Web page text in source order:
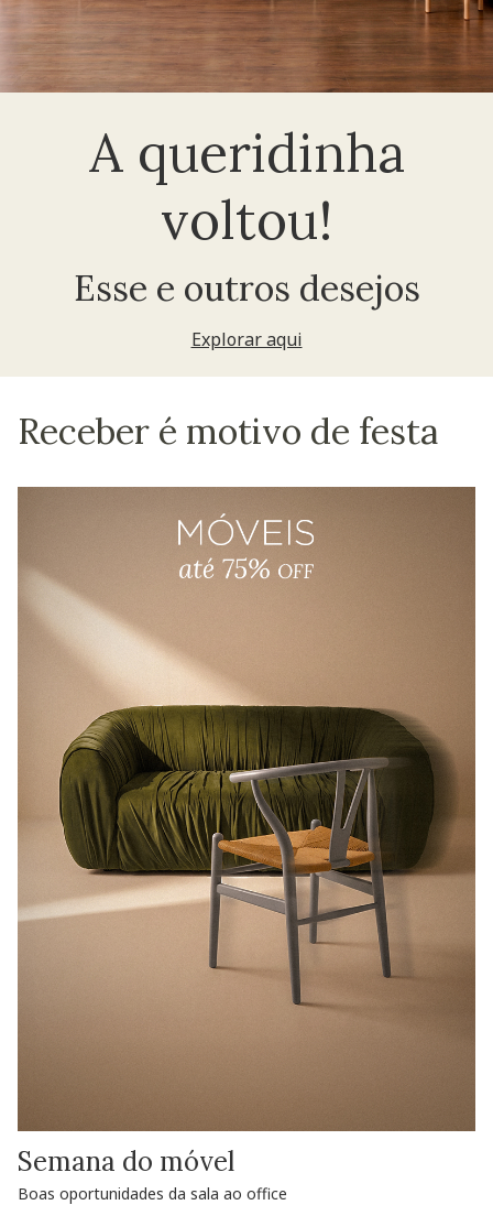
A queridinha
voltou!
Esse e outros desejos
Explorar aqui
Receber é motivo de festa
Semana do móvel
Boas oportunidades da sala ao office